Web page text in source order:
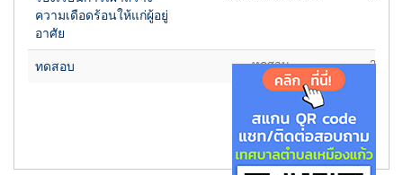
ความเดือดร้อนให้แก่ผู้อยู่
อาศัย
ทดสอบ ทดสอบ 25/